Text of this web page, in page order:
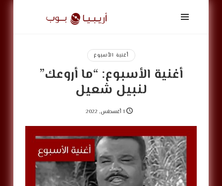
أريبيا
بوب
ArabiaPopأغنية الأسبوع
أغنية الأسبوع: “ما أروعك”
لنبيل شعيل
1 أغسطس, 2022